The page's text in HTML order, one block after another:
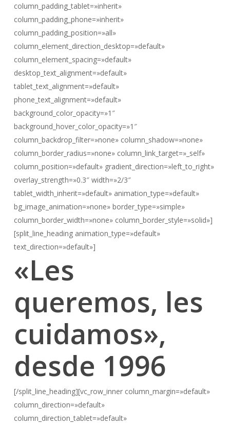
column_padding_tablet=»inherit»
column_padding_phone=»inherit»
column_padding_position=»all»
column_element_direction_desktop=»default»
column_element_spacing=»default»
desktop_text_alignment=»default»
tablet_text_alignment=»default»
phone_text_alignment=»default»
background_color_opacity=»1″
background_hover_color_opacity=»1″
column_backdrop_filter=»none» column_shadow=»none»
column_border_radius=»none» column_link_target=»_self»
column_position=»default» gradient_direction=»left_to_right»
overlay_strength=»0.3″ width=»2/3″
tablet_width_inherit=»default» animation_type=»default»
bg_image_animation=»none» border_type=»simple»
column_border_width=»none» column_border_style=»solid»]
[split_line_heading animation_type=»default»
text_direction=»default»]
«Les
queremos, les
cuidamos»,
desde 1996
[/split_line_heading][vc_row_inner column_margin=»default»
column_direction=»default»
column_direction_tablet=»default»